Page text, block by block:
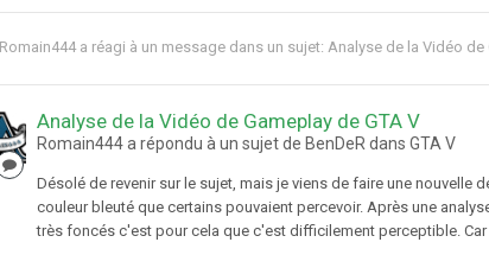
Romain444a réagi à un message dans un sujet: Analyse de la Vidéo de
Analyse de la Vidéo de Gameplay de GTA V
Romain444 a répondu à un sujet de BenDeR dans GTA V
Désolé de revenir sur le sujet, mais je viens de faire une
couleur bleuté que certains pouvaient percevoir. Après une
très foncés c'est pour cela que c'est difficilement perceptible.